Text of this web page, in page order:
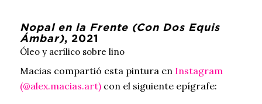
Nopal en la Frente (Con Dos Equis
Ámbar), 2021
Óleo y acrílico sobre lino
Macias compartió esta pintura en Instagram
(@alex.macias.art)con el siguiente epígrafe: